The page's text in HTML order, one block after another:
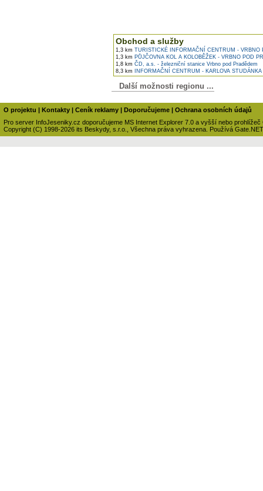
Obchod a služby
1,3 km TURISTICKÉ INFORMAČNÍ CENTRUM - VRBNO
1,3 km PŮJČOVNA KOL A KOLOBĚŽEK - VRBNO POD
1,8 km ČD, a.s. - železniční stanice Vrbno pod Pradědem
8,3 km INFORMAČNÍ CENTRUM - KARLOVA STUDÁNKA
Další možnosti regionu ...
O projektu | Kontakty | Ceník reklamy | Doporučujeme | Ochrana osobních údajů
Pro server InfoJeseniky.cz doporučujeme MS Internet Explorer 7.0 a vyšší nebo prohlížeč
Copyright (C) 1998-2026 its Beskydy, s.r.o., Všechna práva vyhrazena. Používá